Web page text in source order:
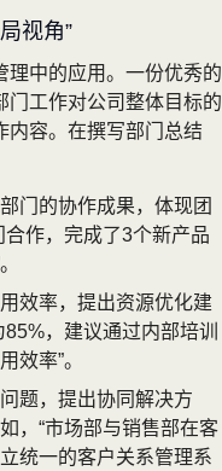
视角”
理中的应用。一份优秀的
门工作对公司整体目标的
内容。在撰写部门总结
门的协作成果，体现团
合作，完成了3个新产品
效率，提出资源优化建
，建议通过内部培训
效率”。
题，提出协同解决方
，“市场部与销售部在客
统一的客户关系管理系